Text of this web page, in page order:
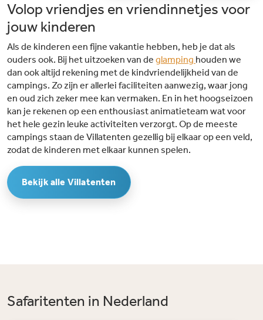
Volop vriendjes en vriendinnetjes voor
jouw kinderen
Als de kinderen een fijne vakantie hebben, heb je dat als
ouders ook. Bij het uitzoeken van de glamping houden we
dan ook altijd rekening met de kindvriendelijkheid van de
campings. Zo zijn er allerlei faciliteiten aanwezig, waar jong
en oud zich zeker mee kan vermaken. En in het hoogseizoen
kan je rekenen op een enthousiast animatieteam wat voor
het hele gezin leuke activiteiten verzorgt. Op de meeste
campings staan de Villatenten gezellig bij elkaar op een veld,
zodat de kinderen met elkaar kunnen spelen.
Bekijk alle Villatenten
Safaritenten in Nederland